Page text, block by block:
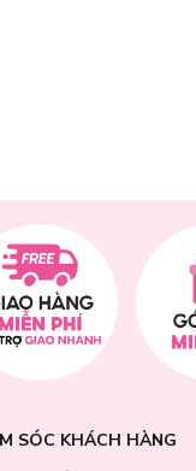
SÓC KHÁCH HÀNG